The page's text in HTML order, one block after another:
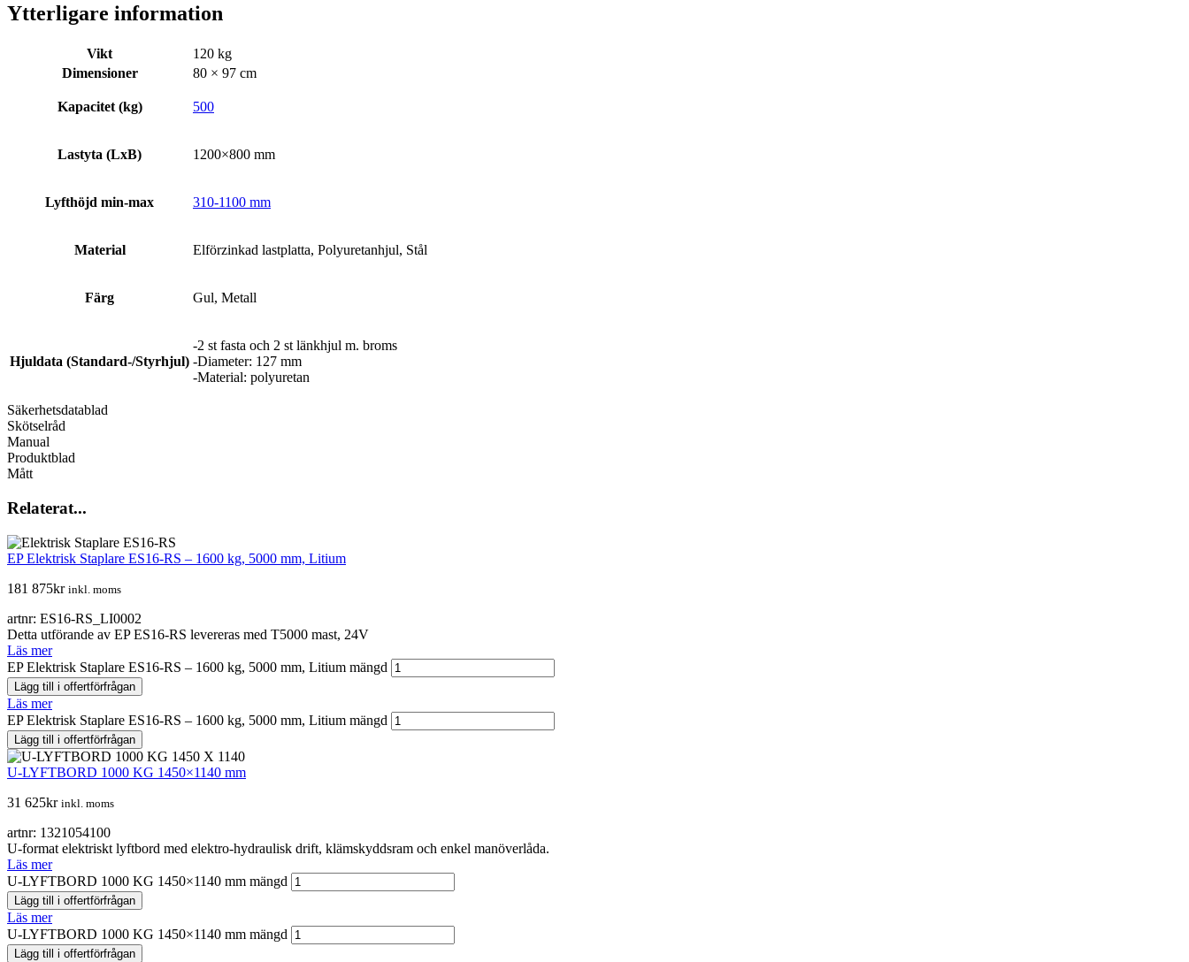
Ytterligare information
Vikt
120 kg
Dimensioner
80 × 97 cm
Kapacitet (kg) 500
Lastyta (LxB) 1200×800 mm
Lyfthöjd min-max 310-1100 mm
Material Elförzinkad lastplatta, Polyuretanhjul, Stål
Färg Gul, Metall
Hjuldata (Standard-/Styrhjul)
-2 st fasta och 2 st länkhjul m. broms
-Diameter: 127 mm
-Material: polyuretan
Säkerhetsdatablad
Skötselråd
Manual
Produktblad
Mått
Relaterat...
EP Elektrisk Staplare ES16-RS – 1600 kg, 5000 mm, Litium
181 875kr inkl. moms
artnr: ES16-RS_LI0002
Detta utförande av EP ES16-RS levereras med T5000 mast, 24V
Läs mer
EP Elektrisk Staplare ES16-RS – 1600 kg, 5000 mm, Litium mängd
Lägg till i offertförfrågan
Läs mer
EP Elektrisk Staplare ES16-RS – 1600 kg, 5000 mm, Litium mängd
Lägg till i offertförfrågan
U-LYFTBORD 1000 KG 1450×1140 mm
31 625kr inkl. moms
artnr: 1321054100
U-format elektriskt lyftbord med elektro-hydraulisk drift, klämskyddsram och enkel manöverlåda.
Läs mer
U-LYFTBORD 1000 KG 1450×1140 mm mängd
Lägg till i offertförfrågan
Läs mer
U-LYFTBORD 1000 KG 1450×1140 mm mängd
Lägg till i offertförfrågan